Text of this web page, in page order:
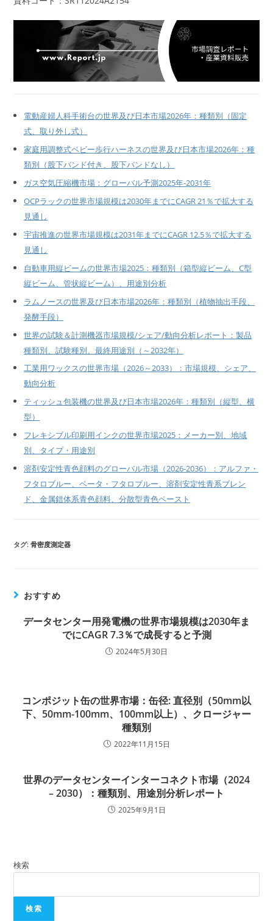
電動産婦人科手術台の世界及び日本市場2026年：種類別（固定
式、取り外し式）
家庭用調整式ベビー歩行ハーネスの世界及び日本市場2026年：種
類別（股下バンド付き、股下バンドなし）
ガス空気圧縮機市場：グローバル予測2025年-2031年
OCPラックの世界市場規模は2030年までにCAGR 21％で拡大する
見通し
宇宙推進の世界市場規模は2031年までにCAGR 12.5％で拡大する
見通し
自動車用縦ビームの世界市場2025：種類別（箱型縦ビーム、C型
縦ビーム、管状縦ビーム）、用途別分析
ラムノースの世界及び日本市場2026年：種類別（植物抽出手段、
発酵手段）
世界の試験＆計測機器市場規模/シェア/動向分析レポート：製品
種類別、試験種別、最終用途別（～2032年）
工業用ワックスの世界市場（2026～2033）：市場規模、シェア、
動向分析
ティッシュ包装機の世界及び日本市場2026年：種類別（縦型、横
型）
フレキシブル印刷用インクの世界市場2025：メーカー別、地域
別、タイプ・用途別
溶剤安定性青色顔料のグローバル市場（2026-2036）：アルファ・
フタロブルー、ベータ・フタロブルー、溶剤安定性青系ブレン
ド、金属錯体系青色顔料、分散型青色ペースト
タグ:骨密度測定器
おすすめ
データセンター用発電機の世界市場規模は2030年ま
でにCAGR 7.3％で成長すると予測
2024年5月30日
コンポジット缶の世界市場：缶径: 直径別（50mm以
下、50mm-100mm、100mm以上）、クロージャー
種類別
2022年11月15日
世界のデータセンターインターコネクト市場（2024
– 2030）：種類別、用途別分析レポート
2025年9月1日
検索
検索